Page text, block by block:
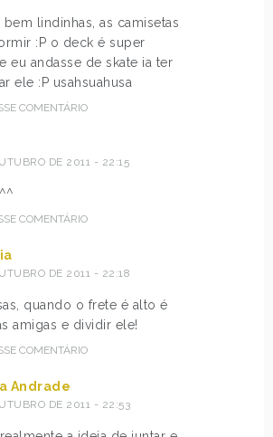
lindinhas, as camisetas
:P o deck é super
eu andasse de skate ia ter
ele :P usahsuahusa
COMENTÁRIO
DE 2011 - 22:15
COMENTÁRIO
DE 2011 - 22:18
quando o frete é alto é
amigas e dividir ele!
COMENTÁRIO
Andrade
DE 2011 - 22:53